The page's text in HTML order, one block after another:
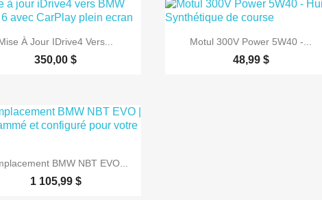
 Aperçu rapide
À Jour IDrive4 Vers...
350,00 $
 Aperçu rapide
Motul 300V Power 5W40 -...
48,99 $
 Aperçu rapide
BMW NBT EVO...
1 105,99 $